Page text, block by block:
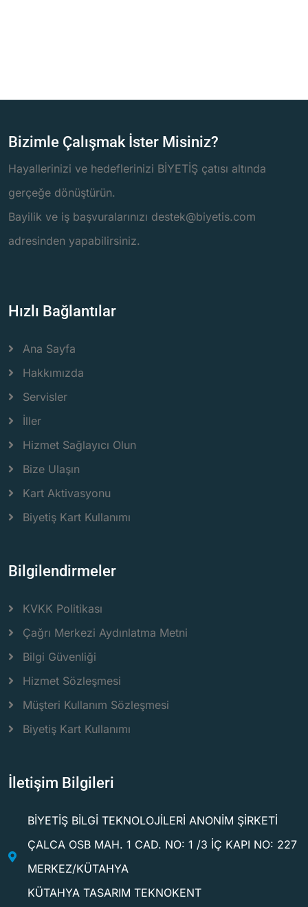
Bizimle Çalışmak İster Misiniz?
Hayallerinizi ve hedeflerinizi BİYETİŞ çatısı altında
gerçeğe dönüştürün.
Bayilik ve iş başvuralarınızı destek@biyetis.com
adresinden yapabilirsiniz.
Hızlı Bağlantılar
Ana Sayfa
Hakkımızda
Servisler
İller
Hizmet Sağlayıcı Olun
Bize Ulaşın
Kart Aktivasyonu
Biyetiş Kart Kullanımı
Bilgilendirmeler
KVKK Politikası
Çağrı Merkezi Aydınlatma Metni
Bilgi Güvenliği
Hizmet Sözleşmesi
Müşteri Kullanım Sözleşmesi
Biyetiş Kart Kullanımı
İletişim Bilgileri
BİYETİŞ BİLGİ TEKNOLOJİLERİ ANONİM ŞİRKETİ
ÇALCA OSB MAH. 1 CAD. NO: 1 /3 İÇ KAPI NO: 227
MERKEZ/KÜTAHYA
KÜTAHYA TASARIM TEKNOKENT